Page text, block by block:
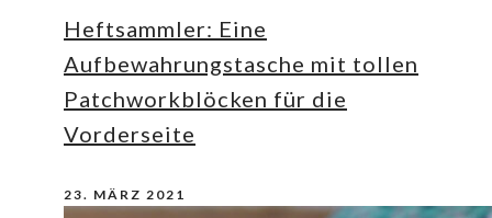
Heftsammler: Eine
Aufbewahrungstasche mit tollen
Patchworkblöcken für die
Vorderseite
23. MÄRZ 2021